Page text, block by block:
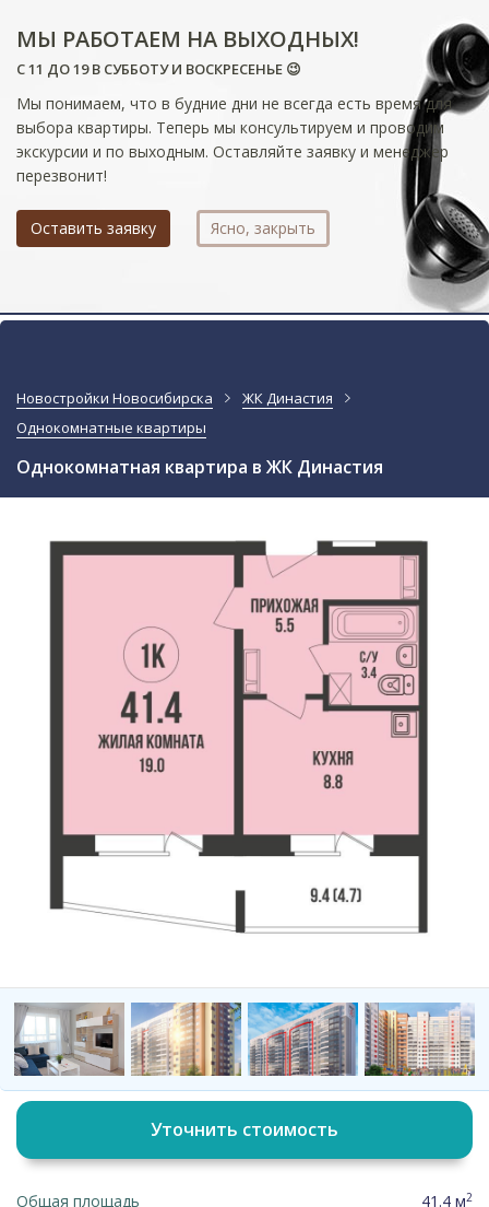
МЫ РАБОТАЕМ НА ВЫХОДНЫХ!
С 11 ДО 19 В СУББОТУ И ВОСКРЕСЕНЬЕ 😉
Мы понимаем, что в будние дни не всегда есть время для
выбора квартиры. Теперь мы консультируем и проводим
экскурсии и по выходным. Оставляйте заявку и менеджер
перезвонит!
Оставить заявку Ясно, закрыть
Новостройки Новосибирска
ЖК Династия
Однокомнатные квартиры
Однокомнатная квартира в ЖК Династия
Уточнить стоимость
Общая площадь 41.4 м2